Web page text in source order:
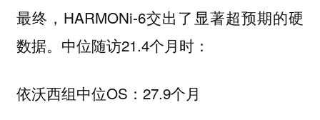
最终，HARMONi-6交出了显著超预期的硬
数据。中位随访21.4个月时：
依沃西组中位OS：27.9个月